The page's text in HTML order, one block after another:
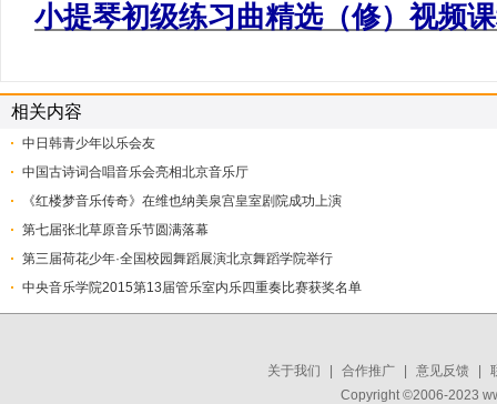
小提琴初级练习曲精选（修）视频
相关内容
中日韩青少年以乐会友
中国古诗词合唱音乐会亮相北京音乐厅
《红楼梦音乐传奇》在维也纳美泉宫皇室剧院成功上演
第七届张北草原音乐节圆满落幕
第三届荷花少年·全国校园舞蹈展演北京舞蹈学院举行
中央音乐学院2015第13届管乐室内乐四重奏比赛获奖名单
关于我们 合作推广 意见反馈
Copyright ©2006-2023